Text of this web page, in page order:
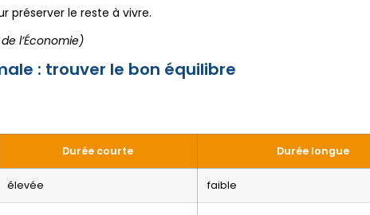
préserver le reste à vivre.
l’Économie)
: trouver le bon équilibre
Durée courte Durée longue
élevée faible